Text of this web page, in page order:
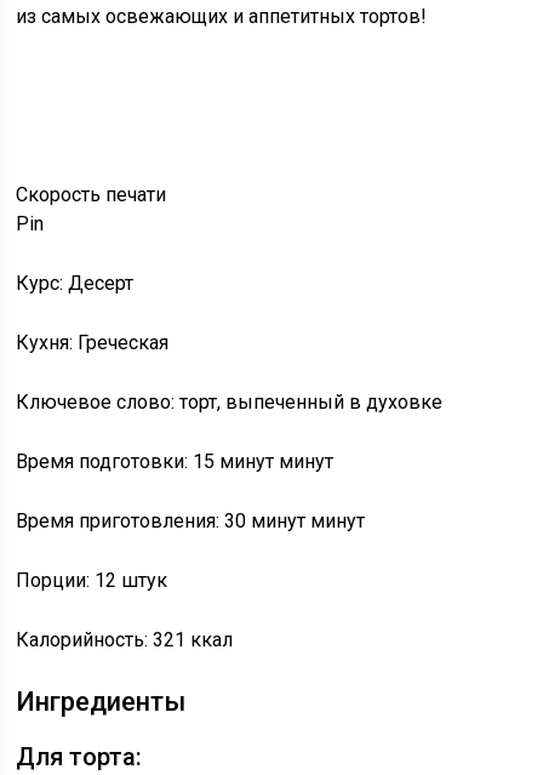
из самых освежающих и аппетитных тортов!
Скорость печати
Pin
Курс: Десерт
Кухня: Греческая
Ключевое слово: торт, выпеченный в духовке
Время подготовки: 15 минут минут
Время приготовления: 30 минут минут
Порции: 12 штук
Калорийность: 321 ккал
Ингредиенты
Для торта: